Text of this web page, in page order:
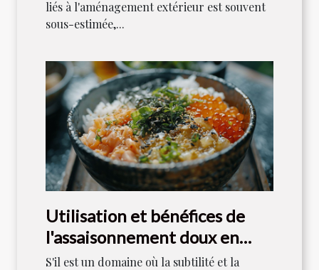
liés à l'aménagement extérieur est souvent
sous-estimée,...
Utilisation et bénéfices de
l'assaisonnement doux en
cuisine japonaise
S'il est un domaine où la subtilité et la